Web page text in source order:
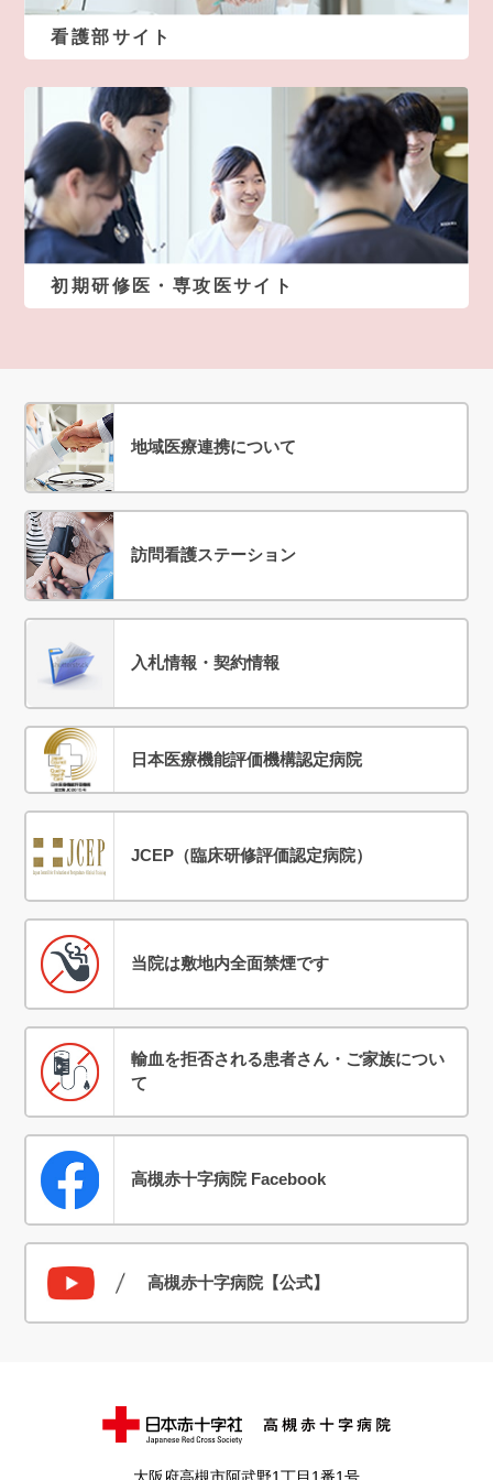
看護部サイト
初期研修医・専攻医サイト
地域医療連携について
訪問看護ステーション
入札情報・契約情報
日本医療機能評価機構認定病院
JCEP（臨床研修評価認定病院）
当院は敷地内全面禁煙です
輸血を拒否される患者さん・ご家族につい
て
高槻赤十字病院 Facebook
高槻赤十字病院【公式】